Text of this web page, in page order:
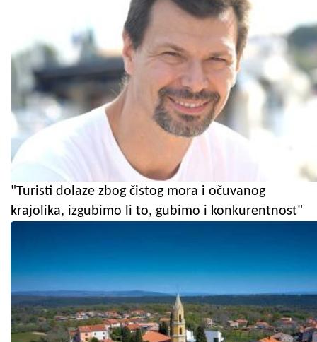
"Turisti dolaze zbog čistog mora i očuvanog
krajolika, izgubimo li to, gubimo i konkurentnost"